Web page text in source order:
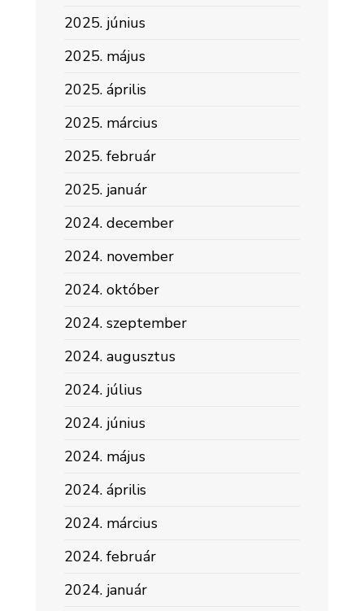
2025. június
2025. május
2025. április
2025. március
2025. február
2025. január
2024. december
2024. november
2024. október
2024. szeptember
2024. augusztus
2024. július
2024. június
2024. május
2024. április
2024. március
2024. február
2024. január